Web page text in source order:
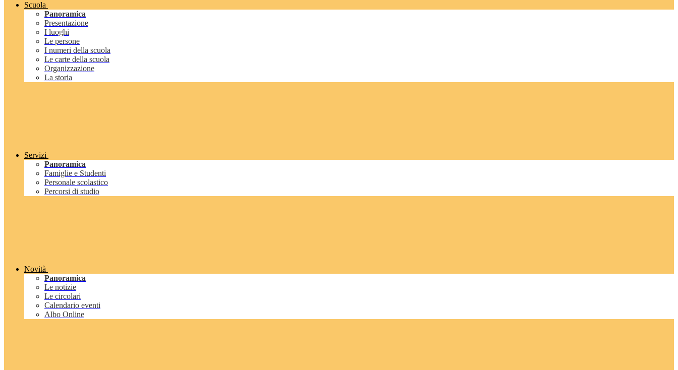
Scuola
Panoramica
Presentazione
I luoghi
Le persone
I numeri della scuola
Le carte della scuola
Organizzazione
La storia
Servizi
Panoramica
Famiglie e Studenti
Personale scolastico
Percorsi di studio
Novità
Panoramica
Le notizie
Le circolari
Calendario eventi
Albo Online